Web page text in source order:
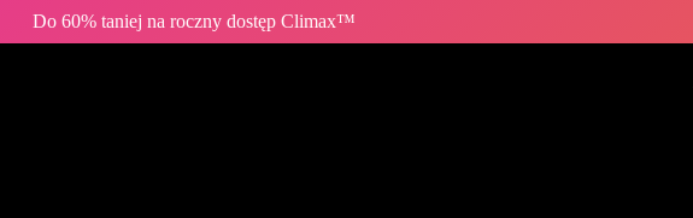
Do 60% taniej na roczny dostęp Climax™